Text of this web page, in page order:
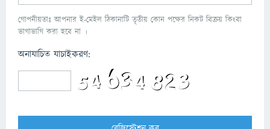
গোপনীয়তাঃ আপনার ই-মেইল ঠিকানাটি তৃতীয় কোন পক্ষের নিকট বিক্রয় কিংবা
ভাগাভাগি করা হবে না ।
অনাযাচিত যাচাইকরণ: